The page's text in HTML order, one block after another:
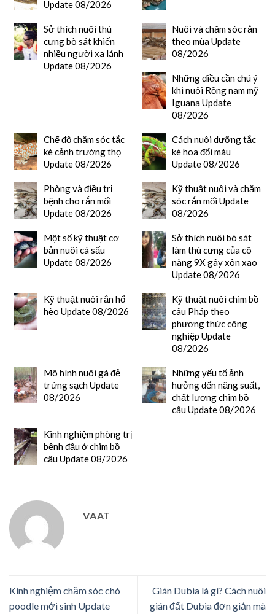
Update 08/2026
Sở thích nuôi thú
cưng bò sát khiến
nhiều người xa lánh
Update 08/2026
Nuôi và chăm sóc rắn
theo mùa Update
08/2026
Những điều cần chú ý
khi nuôi Rồng nam mỹ
Iguana Update
08/2026
Chế độ chăm sóc tắc
kè cảnh trường thọ
Update 08/2026
Cách nuôi dưỡng tắc
kè hoa đổi màu
Update 08/2026
Phòng và điều trị
bệnh cho rắn mối
Update 08/2026
Kỹ thuật nuôi và chăm
sóc rắn mối Update
08/2026
Một số kỹ thuật cơ
bản nuôi cá sấu
Update 08/2026
Sở thích nuôi bò sát
làm thú cưng của cô
nàng 9X gây xôn xao
Update 08/2026
Kỹ thuật nuôi rắn hổ
hèo Update 08/2026
Kỹ thuật nuôi chim bồ
câu Pháp theo
phương thức công
nghiệp Update
08/2026
Mô hình nuôi gà đẻ
trứng sạch Update
08/2026
Những yếu tố ảnh
hưởng đến năng suất,
chất lượng chim bồ
câu Update 08/2026
Kinh nghiệm phòng trị
bệnh đậu ở chim bồ
câu Update 08/2026
VAAT
Kinh nghiệm chăm sóc chó
poodle mới sinh Update
Gián Dubia là gì? Cách nuôi
gián đất Dubia đơn giản mà